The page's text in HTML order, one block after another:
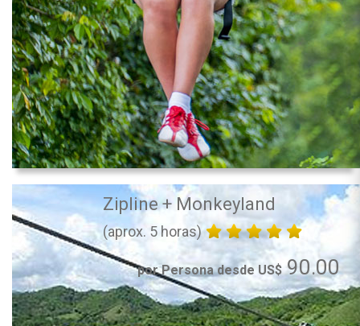
Zipline + Monkeyland
(aprox. 5 horas)
por Persona desde US$90.00